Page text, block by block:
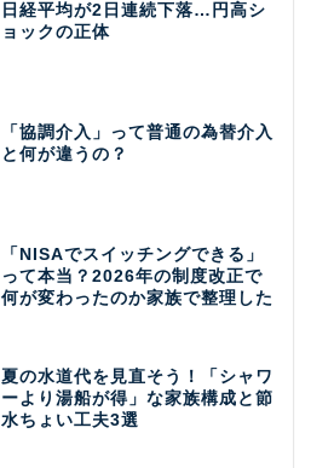
日経平均が2日連続下落…円高シ
ョックの正体
「協調介入」って普通の為替介入
と何が違うの？
「NISAでスイッチングできる」
って本当？2026年の制度改正で
何が変わったのか家族で整理した
夏の水道代を見直そう！「シャワ
ーより湯船が得」な家族構成と節
水ちょい工夫3選